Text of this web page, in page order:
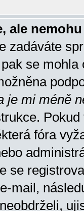
ale
zadáváte
se
je mi méně
fóra
se
mail,